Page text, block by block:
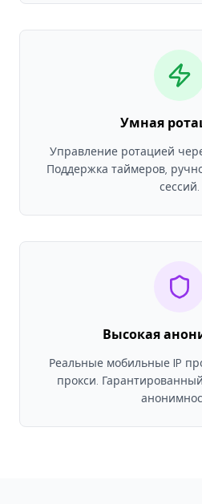
Умная
Управление ротацией
Поддержка таймеров,
сессий.
Высокая
Реальные мобильные IP
прокси.